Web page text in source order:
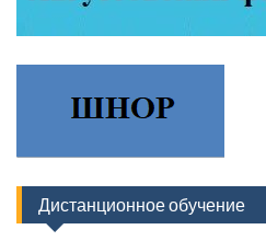
Дистанционное обучение